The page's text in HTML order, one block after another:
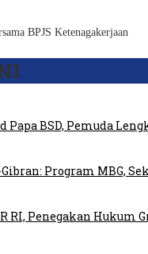
Papa BSD, Pemuda
Program MBG,
RI, Penegakan Hukum